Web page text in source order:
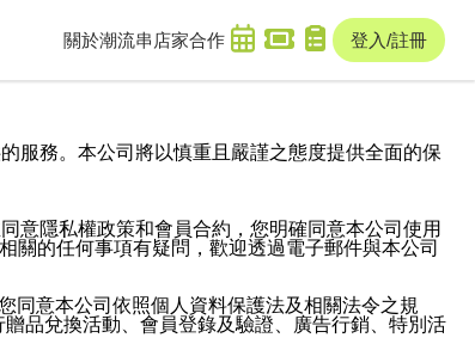
關於潮流串 店家合作 登入/註冊
服務。本公司將以慎重且嚴謹之態度提供全面的保
意隱私權政策和會員合約，您明確同意本公司使用
關的任何事項有疑問，歡迎透過電子郵件與本公司
同意本公司依照個人資料保護法及相關法令之規
品兌換活動、會員登錄及驗證、廣告行銷、特別活